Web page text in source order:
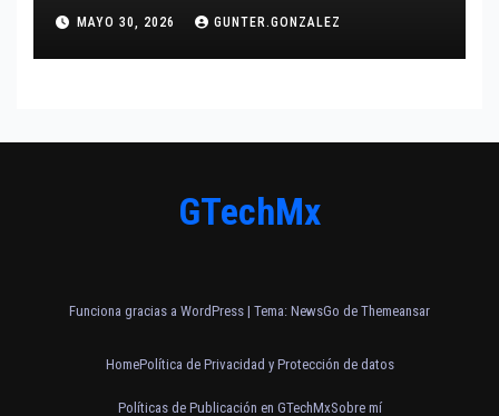
MAYO 30, 2026 GUNTER.GONZALEZ
GTechMx
Funciona gracias a WordPress | Tema: NewsGo de Themeansar
HomePolítica de Privacidad y Protección de datos
Políticas de Publicación en GTechMxSobre mí